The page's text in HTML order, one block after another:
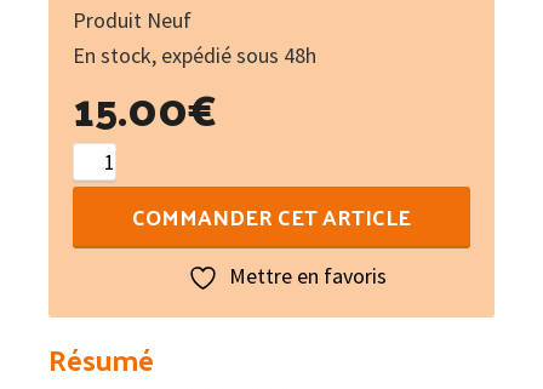
Produit Neuf
En stock, expédié sous 48h
15.00€
quantité
de
GarganCOMMANDER CET ARTICLE
Mettre en favoris
Résumé